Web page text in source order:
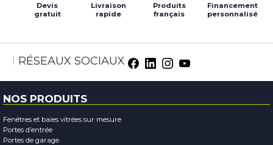
Devis
gratuit
Livraison
rapide
Produits
français
Financement
personnalisé
RÉSEAUX SOCIAUX Facebook
LinkedIn
Instagram
Youtube
NOS PRODUITS
Fenêtres et baies vitrées sur mesure
Portes d’entrée
Portes de garage